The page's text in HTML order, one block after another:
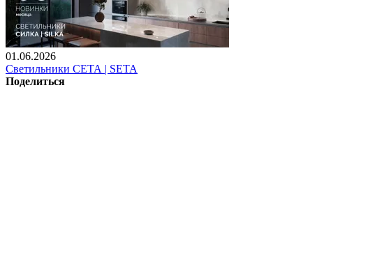
01.06.2026
Светильники СЕТА | SETA
Поделиться